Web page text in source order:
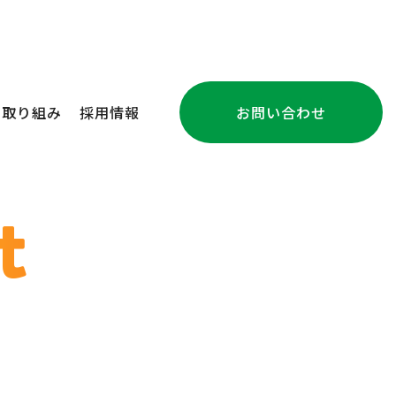
り組み 採用情報 お問い合わせ